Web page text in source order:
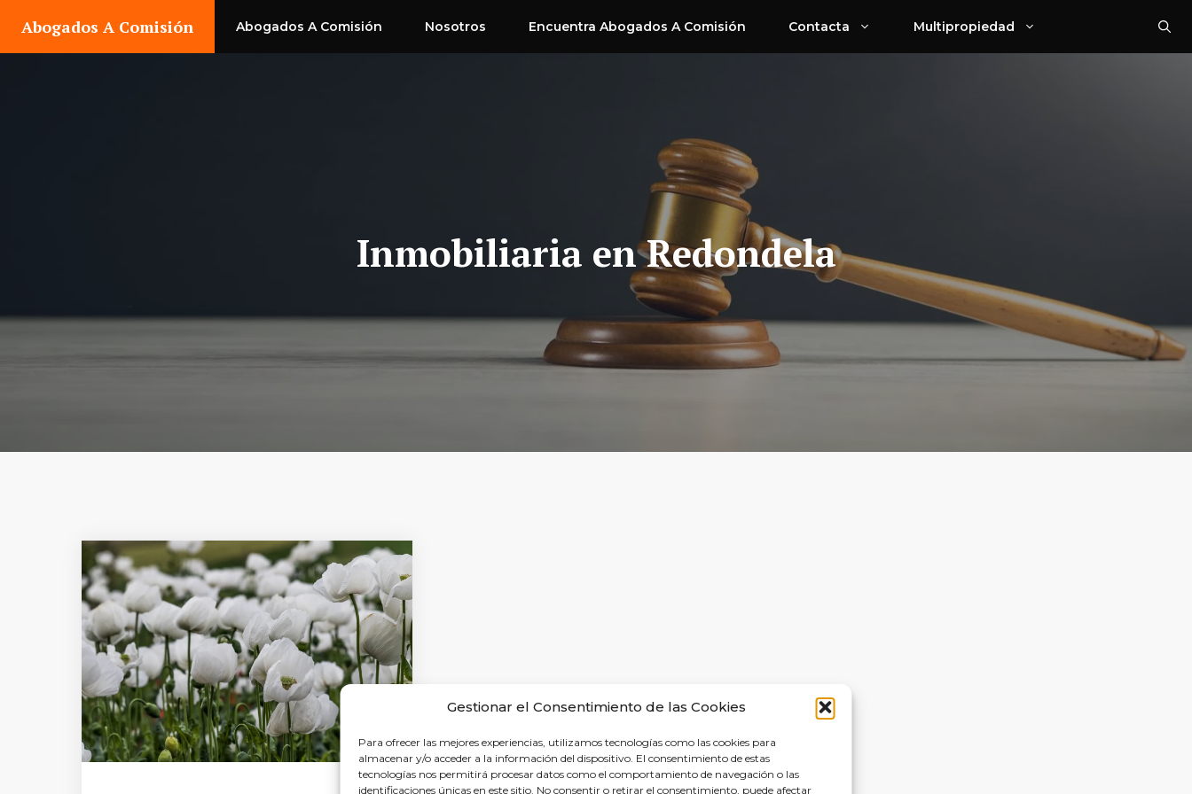
Gestionar el Consentimiento de las Cookies
Para ofrecer las mejores experiencias, utilizamos tecnologías como las cookies para
almacenar y/o acceder a la información del dispositivo. El consentimiento de estas
tecnologías nos permitirá procesar datos como el comportamiento de navegación o las
identificaciones únicas en este sitio. No consentir o retirar el consentimiento, puede afectar
Abogados A Comisión Abogados A Comisión Nosotros Encuentra Abogados A Comisión Contacta Multipropiedad
Inmobiliaria en Redondela